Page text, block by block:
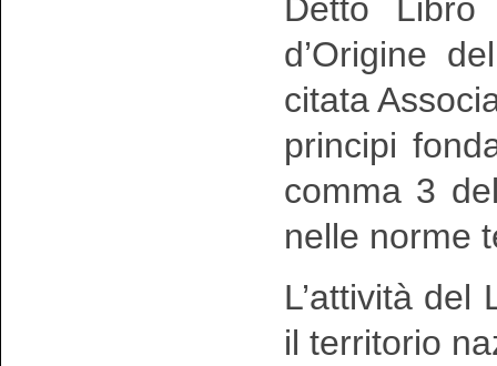
Detto Libro
d’Origine
citata
principi
comma 3
nelle norme
L’attività
il territorio